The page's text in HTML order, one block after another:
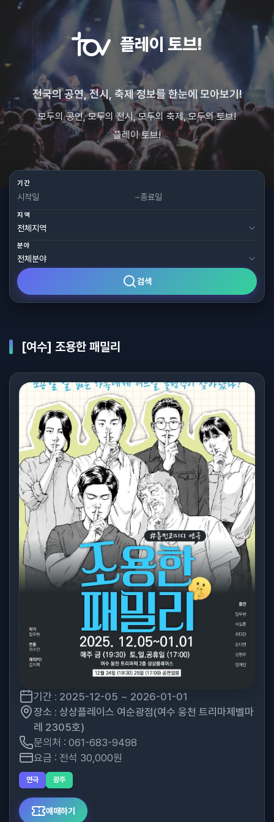
플레이 토브!
전국의 공연, 전시, 축제 정보를 한눈에 모아보기!
모두의 공연, 모두의 전시, 모두의 축제, 모두의 토브!
플레이 토브!
기간
~
지역
분야
검색
[여수] 조용한 패밀리
기간 : 2025-12-05 ~ 2026-01-01
장소 : 상상플레이스 여순광점(여수 웅천 트리마제벨마
레 2305호)
문의처 : 061-683-9498
요금 : 전석 30,000원
연극 광주
예매하기